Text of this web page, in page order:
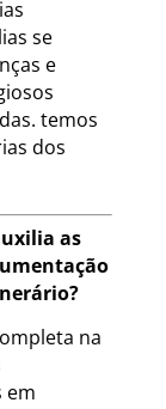
se
e
temos
dos
as
na
em